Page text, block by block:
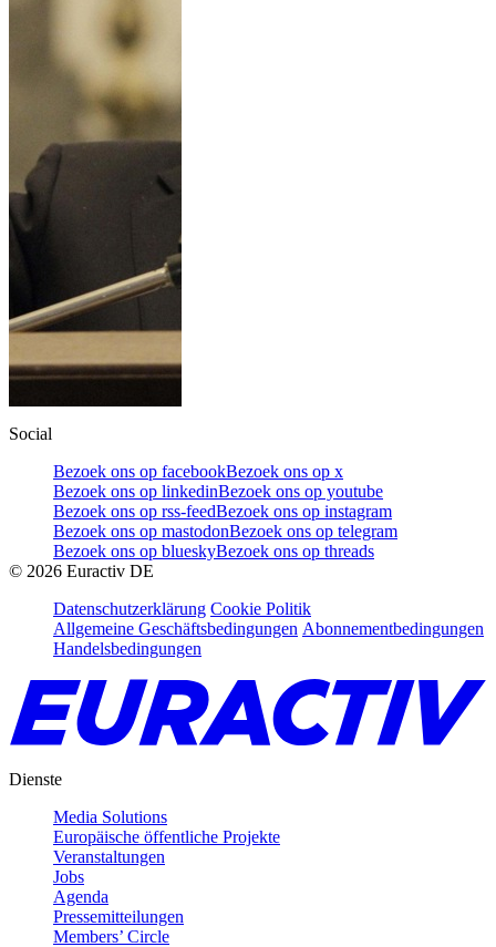
Social
Bezoek ons op facebookBezoek ons op x
Bezoek ons op linkedinBezoek ons op youtube
Bezoek ons op rss-feedBezoek ons op instagram
Bezoek ons op mastodonBezoek ons op telegram
Bezoek ons op blueskyBezoek ons op threads
© 2026 Euractiv DE
Datenschutzerklärung Cookie Politik
Allgemeine Geschäftsbedingungen Abonnementbedingungen
Handelsbedingungen
Dienste
Media Solutions
Europäische öffentliche Projekte
Veranstaltungen
Jobs
Agenda
Pressemitteilungen
Members’ Circle